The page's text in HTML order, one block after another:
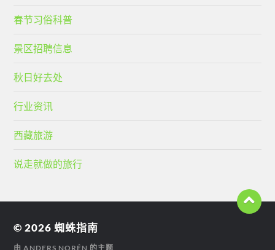
春节习俗科普
景区招聘信息
秋日好去处
行业资讯
西藏旅游
说走就做的旅行
© 2026蜘蛛指南
由ANDERS NORÉN 的主题